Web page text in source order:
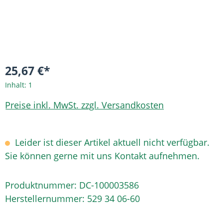
25,67 €*
Inhalt: 1
Preise inkl. MwSt. zzgl. Versandkosten
Leider ist dieser Artikel aktuell nicht verfügbar.
Sie können gerne mit uns Kontakt aufnehmen.
Produktnummer: DC-100003586
Herstellernummer: 529 34 06-60